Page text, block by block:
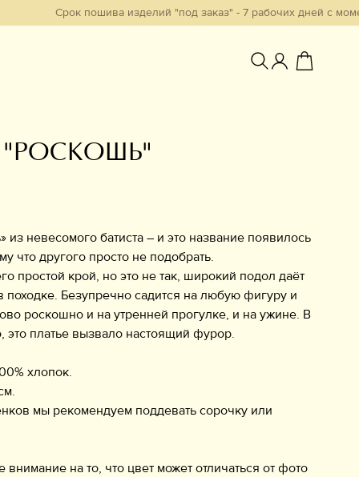
Срок пошива изделий "под заказ" - 7 рабочих дней с момента
"РОСКОШЬ"
из невесомого батиста – и это название появилось
что другого просто не подобрать.
простой крой, но это не так, широкий подол даёт
походке. Безупречно садится на любую фигуру и
роскошно и на утренней прогулке, и на ужине. В
это платье вызвало настоящий фурор.
хлопок.
мы рекомендуем поддевать сорочку или
на то, что цвет может отличаться от фото